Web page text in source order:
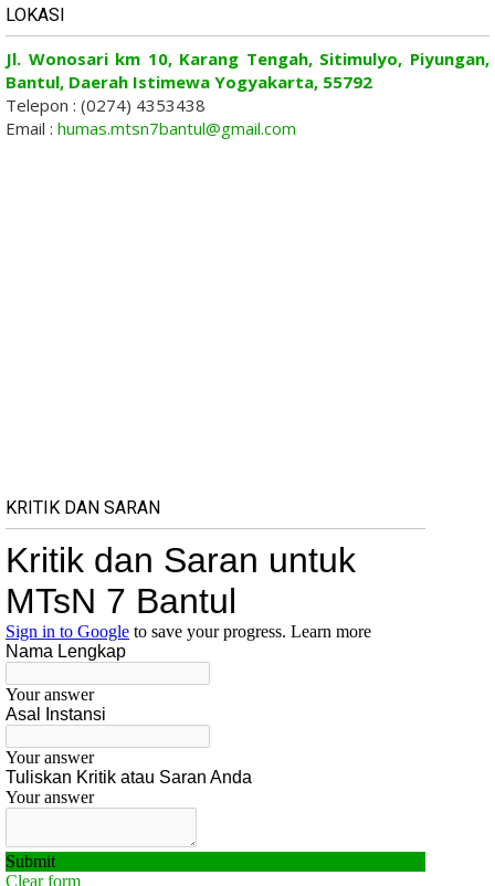
LOKASI
Jl. Wonosari km 10, Karang Tengah, Sitimulyo, Piyungan,
Bantul, Daerah Istimewa Yogyakarta, 55792
Telepon : (0274) 4353438
Email : humas.mtsn7bantul@gmail.com
KRITIK DAN SARAN